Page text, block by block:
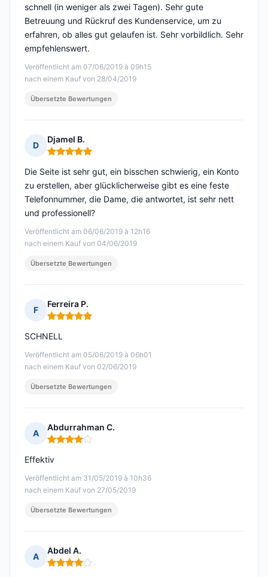
Veröffentlicht am 07/06/2019 à 09h15
nach einem Kauf von 28/04/2019
schnell (in weniger als zwei Tagen). Sehr gute
Betreuung und Rückruf des Kundenservice, um zu
erfahren, ob alles gut gelaufen ist. Sehr vorbildlich. Sehr
empfehlenswert.
Übersetzte Bewertungen
D
Djamel B.
Hinweis: 5 von 5
Veröffentlicht am 06/06/2019 à 12h16
nach einem Kauf von 04/06/2019
Die Seite ist sehr gut, ein bisschen schwierig, ein Konto
zu erstellen, aber glücklicherweise gibt es eine feste
Telefonnummer, die Dame, die antwortet, ist sehr nett
und professionell?
Übersetzte Bewertungen
F
Ferreira P.
Hinweis: 5 von 5
Veröffentlicht am 05/06/2019 à 06h01
nach einem Kauf von 02/06/2019
SCHNELL
Übersetzte Bewertungen
A
Abdurrahman C.
Hinweis: 4 von 5
Veröffentlicht am 31/05/2019 à 10h36
nach einem Kauf von 27/05/2019
Effektiv
Übersetzte Bewertungen
A
Abdel A.
Hinweis: 4 von 5